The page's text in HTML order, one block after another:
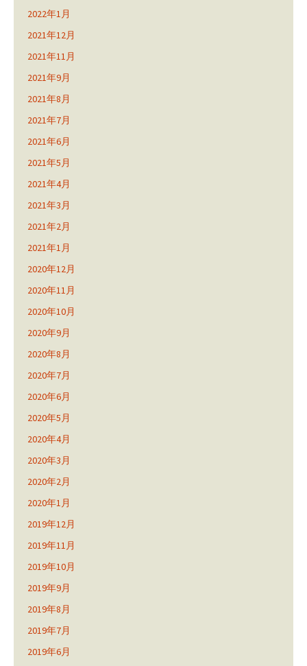
2022年1月
2021年12月
2021年11月
2021年9月
2021年8月
2021年7月
2021年6月
2021年5月
2021年4月
2021年3月
2021年2月
2021年1月
2020年12月
2020年11月
2020年10月
2020年9月
2020年8月
2020年7月
2020年6月
2020年5月
2020年4月
2020年3月
2020年2月
2020年1月
2019年12月
2019年11月
2019年10月
2019年9月
2019年8月
2019年7月
2019年6月